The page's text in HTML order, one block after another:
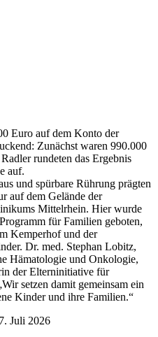
Euro auf dem Konto der
Zunächst waren 990.000
rundeten das Ergebnis
auf.
und spürbare Rührung prägten
auf dem Gelände der
Mittelrhein. Hier wurde
für Familien geboten,
Kemperhof und der
Dr. med. Stephan Lobitz,
Hämatologie und Onkologie,
der Elterninitiative für
setzen damit gemeinsam ein
Kinder und ihre Familien.“
Juli 2026